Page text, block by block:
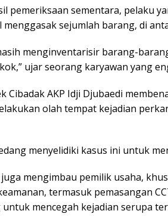
pemeriksaan sementara, pelaku
menggasak sejumlah barang, di
menginventarisir barang-
ujar seorang karyawan yang
Cibadak AKP Idji Djubaedi
olah tempat kejadian
menyelidiki kasus ini untuk
juga mengimbau pemilik usaha,
termasuk pemasangan
mencegah kejadian serupa